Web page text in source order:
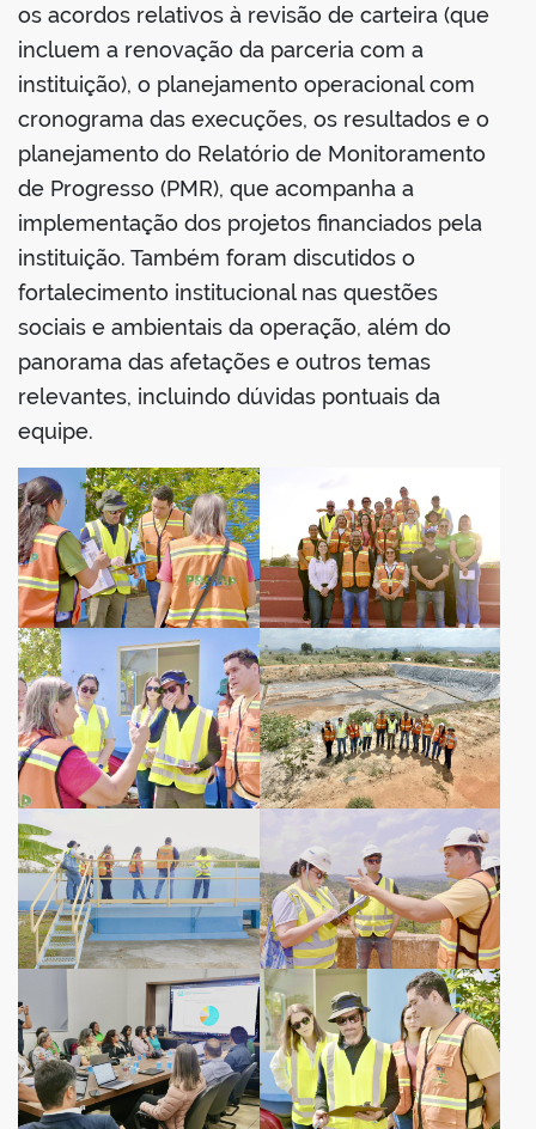
os acordos relativos à revisão de carteira (que
incluem a renovação da parceria com a
instituição), o planejamento operacional com
cronograma das execuções, os resultados e o
planejamento do Relatório de Monitoramento
de Progresso (PMR), que acompanha a
implementação dos projetos financiados pela
instituição. Também foram discutidos o
fortalecimento institucional nas questões
sociais e ambientais da operação, além do
panorama das afetações e outros temas
relevantes, incluindo dúvidas pontuais da
equipe.